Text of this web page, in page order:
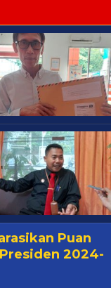
Puan
2024-